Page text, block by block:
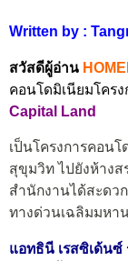
Written by :
สวัสดีผู้อ่าน
คอนโดมิเนียมโครง
Capital Land
เป็นโครงการคอน
สุขุมวิท ไปยังห้างส
สำนักงานได้สะดวก
ทางด่วนเฉลิมมหา
แอทธินี เรสซิเด้นซ์